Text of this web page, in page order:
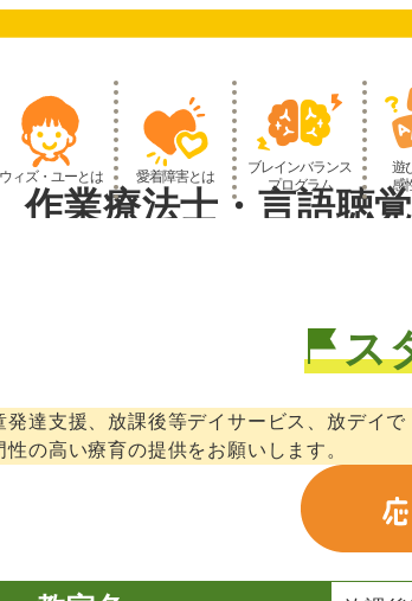
ウィズ・ユーとは 愛着障害とは
ブレインバランス
プログラム
遊
感
業療法士・言語聴
ス
発達支援、放課後等デイサービス、放デイで
の高い療育の提供をお願いします。